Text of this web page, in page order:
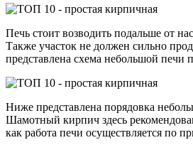
Печь стоит возводить подальше от
Также участок не должен сильно
представлена схема небольшой печи
Ниже представлена порядовка
Шамотный кирпич здесь
как работа печи осуществляется по